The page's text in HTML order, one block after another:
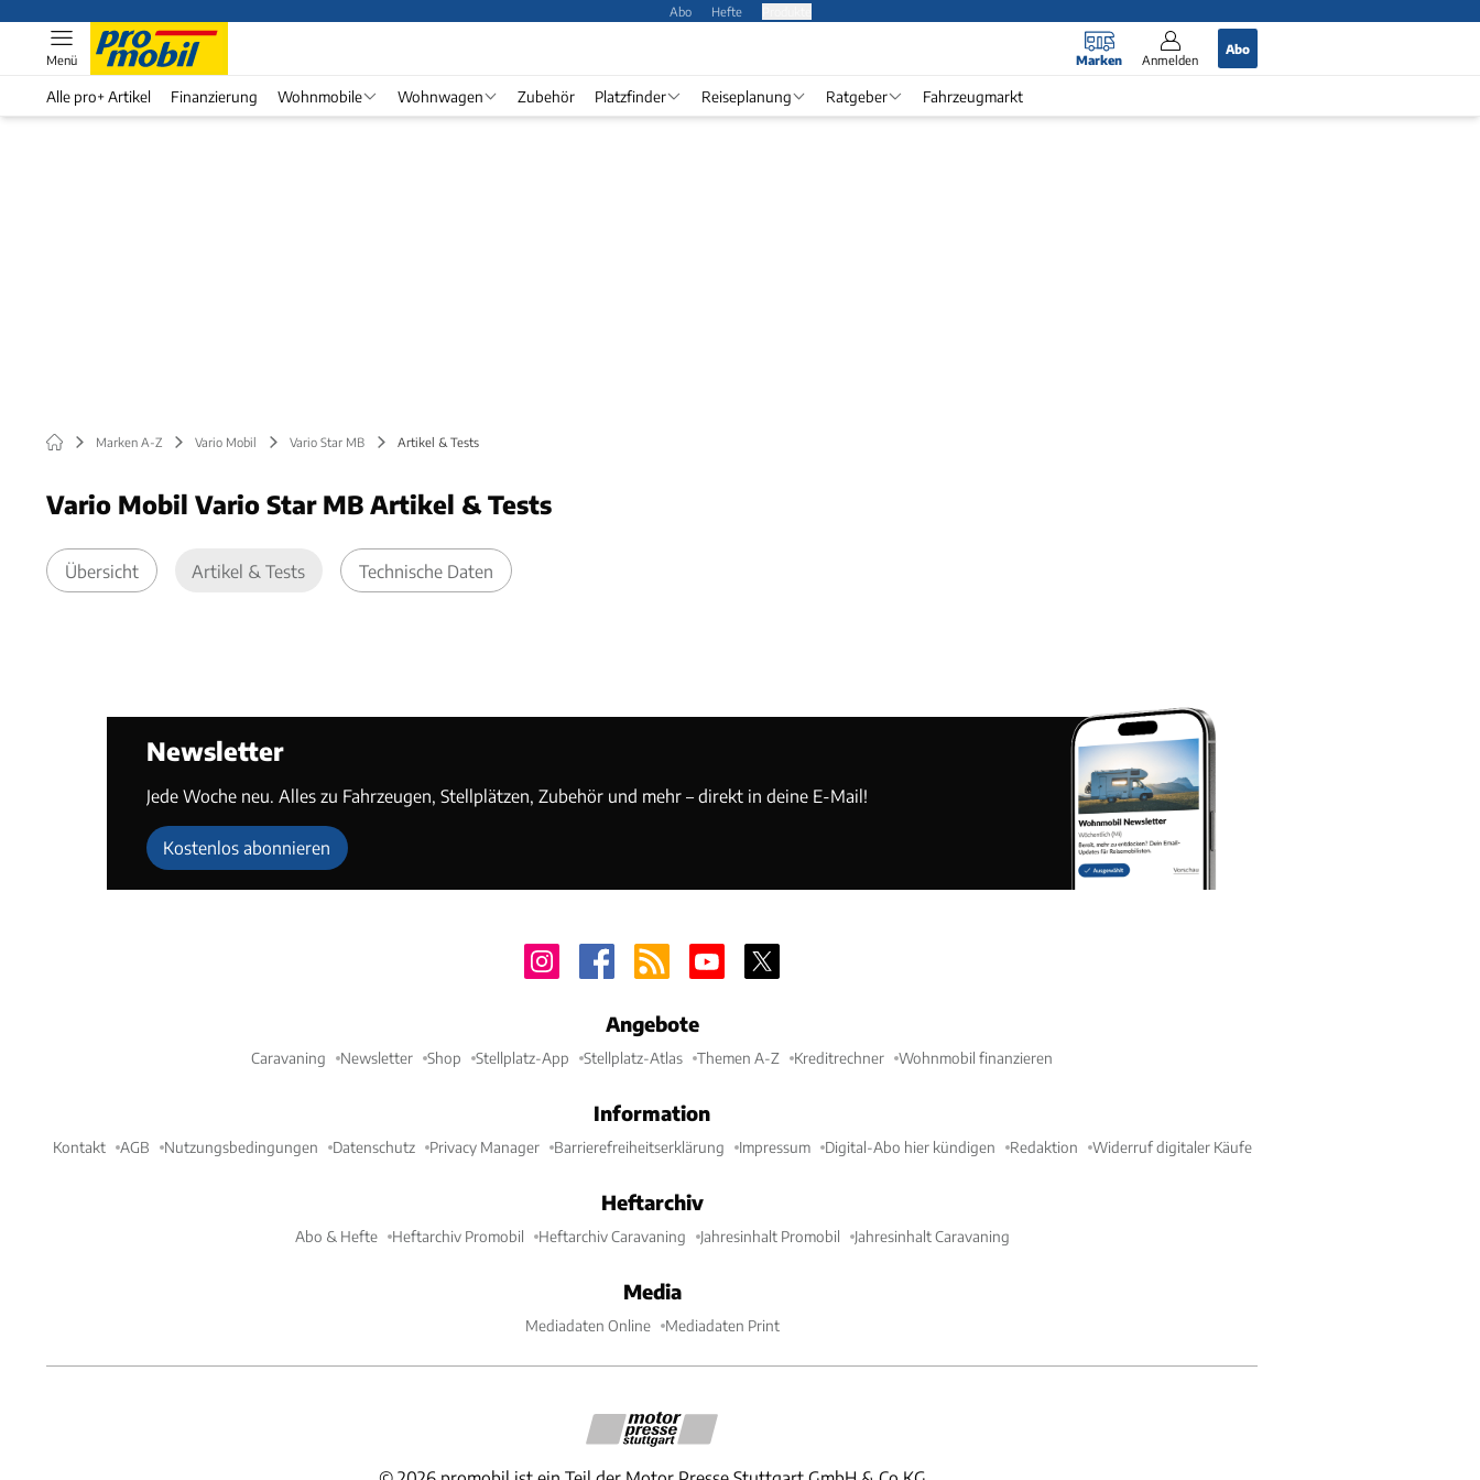
Abo Hefte
Marken Anmelden
Abo
Menü
Alle pro+ Artikel Finanzierung Wohnmobile Wohnwagen Zubehör Platzfinder Reiseplanung Ratgeber Fahrzeugmarkt
Marken A-Z Vario Mobil Vario Star MB Artikel & Tests
Vario Mobil Vario Star MB Artikel & Tests
Übersicht Artikel & Tests Technische Daten
Newsletter
Jede Woche neu. Alles zu Fahrzeugen, Stellplätzen, Zubehör und mehr – direkt in deine E-Mail!
Kostenlos abonnieren
Angebote
Caravaning Newsletter Shop Stellplatz-App Stellplatz-Atlas Themen A-Z Kreditrechner Wohnmobil finanzieren
Information
Kontakt AGB Nutzungsbedingungen Datenschutz Privacy Manager Barrierefreiheitserklärung Impressum Digital-Abo hier kündigen Redaktion Widerruf digitaler Käufe
Heftarchiv
Abo & Hefte Heftarchiv Promobil Heftarchiv Caravaning Jahresinhalt Promobil Jahresinhalt Caravaning
Media
Mediadaten Online Mediadaten Print